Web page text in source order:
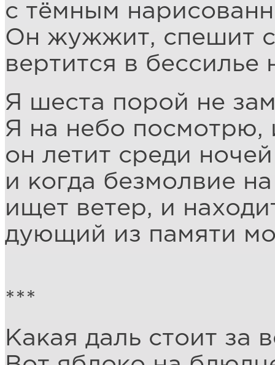
с тёмным
Он жужжит, спешит
вертится в бессилье
Я шеста порой не
Я на небо посмотрю,
он летит среди
и когда безмолвие на
ищет ветер, и
дующий из памяти
***
Какая даль стоит за